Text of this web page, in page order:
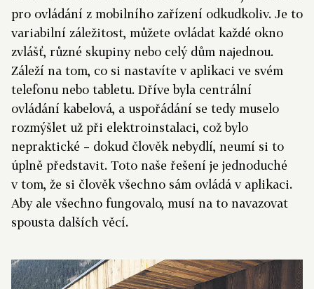
pro ovládání z mobilního zařízení odkudkoliv. Je to
variabilní záležitost, můžete ovládat každé okno
zvlášť, různé skupiny nebo celý dům najednou.
Záleží na tom, co si nastavíte v aplikaci ve svém
telefonu nebo tabletu. Dříve byla centrální
ovládání kabelová, a uspořádání se tedy muselo
rozmýšlet už při elektroinstalaci, což bylo
nepraktické – dokud člověk nebydlí, neumí si to
úplně představit. Toto naše řešení je jednoduché
v tom, že si člověk všechno sám ovládá v aplikaci.
Aby ale všechno fungovalo, musí na to navazovat
spousta dalších věcí.